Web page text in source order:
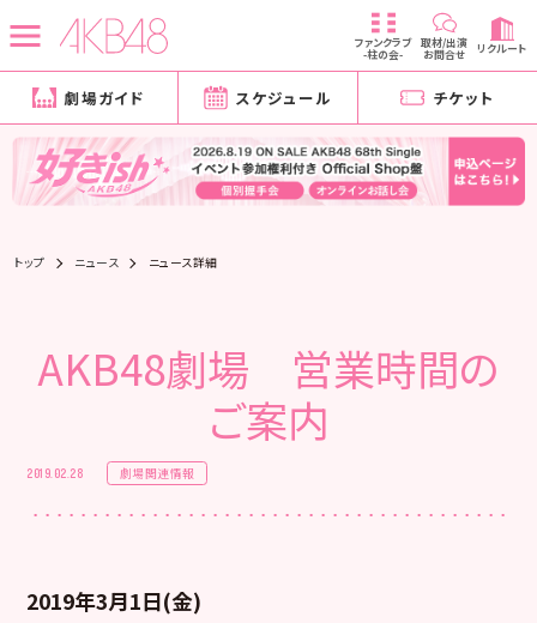
ファンクラブ
-柱の会-
取材/出演
お問合せ リクルート
劇場ガイド スケジュール チケット
トップ ニュース ニュース詳細
AKB48劇場 営業時間の
ご案内
2019.02.28 劇場関連情報
2019年3月1日(金)